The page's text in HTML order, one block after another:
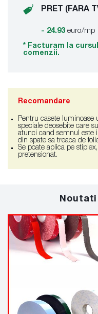
PRET (FARA
- 24.93 euro/mp
* Facturam la
comenzii.
Recomandare
Pentru casete luminoase
speciale deosebite care
atunci cand semnul este
din spate sa treaca de
Se poate aplica pe
pretensionat.